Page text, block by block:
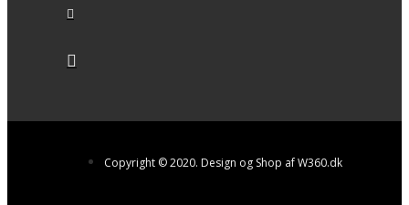
Copyright © 2020. Design og Shop af W360.dk